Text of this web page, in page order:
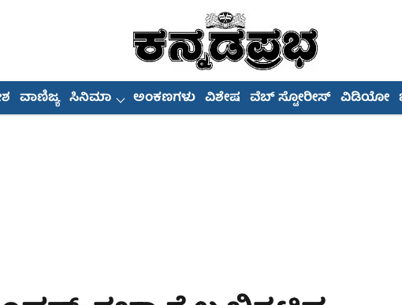
ವಾಣಿಜ್ಯ ಸಿನಿಮಾ ಅಂಕಣಗಳು ವಿಶೇಷ ವೆಬ್ ಸ್ಟೋರೀಸ್ ವಿಡಿಯೋ